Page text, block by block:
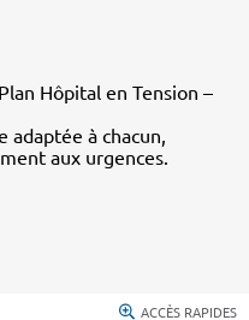
Hôpital en Tension –
adaptée à chacun,
aux urgences.
ACCÈS RAPIDES